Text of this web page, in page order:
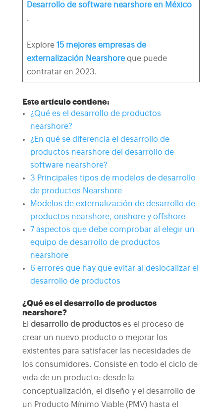
Desarrollo de software nearshore en México
.
Explore 15 mejores empresas de
externalización Nearshore que puede
contratar en 2023.
Este artículo contiene:
¿Qué es el desarrollo de productos
nearshore?
¿En qué se diferencia el desarrollo de
productos nearshore del desarrollo de
software nearshore?
3 Principales tipos de modelos de desarrollo
de productos Nearshore
Modelos de externalización de desarrollo de
productos nearshore, onshore y offshore
7 aspectos que debe comprobar al elegir un
equipo de desarrollo de productos
nearshore
6 errores que hay que evitar al deslocalizar el
desarrollo de productos
¿Qué es el desarrollo de productos
nearshore?
El desarrollo de productoses el proceso de
crear un nuevo producto o mejorar los
existentes para satisfacer las necesidades de
los consumidores. Consiste en todo el ciclo de
vida de un producto: desde la
conceptualización, el diseño y el desarrollo de
un Producto Mínimo Viable (PMV) hasta el